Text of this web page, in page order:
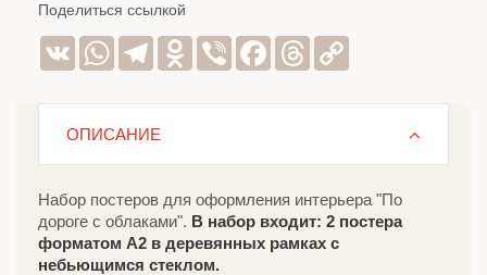
Поделиться ссылкой
VK WhatsAppTelegramOdnoklassniki
Viber Facebook
Threads
ОПИСАНИЕ
Набор постеров для оформления интерьера "По
дороге с облаками". В набор входит: 2 постера
форматом А2 в деревянных рамках с
небьющимся стеклом.